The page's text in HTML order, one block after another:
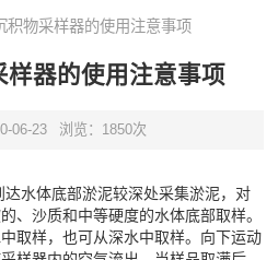
物采样器的使用注意事项
样器的使用注意事项
06-23 浏览：1850次
达水体底部淤泥较深处采集淤泥，对
、沙质和中等硬度的水体底部取样。
取样，也可从深水中取样。向下运动